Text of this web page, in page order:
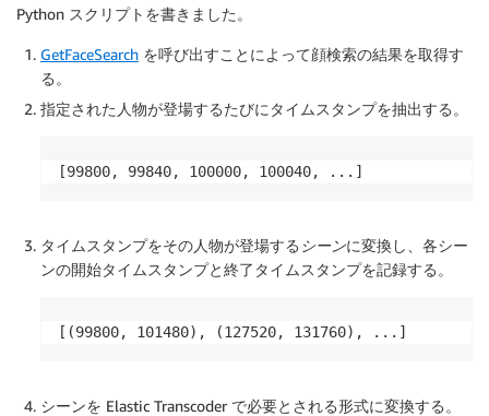
Python スクリプトを書きました。
GetFaceSearch を呼び出すことによって顔検索の結果を取得す
る。
指定された人物が登場するたびにタイムスタンプを抽出する。
[99800, 99840, 100000, 100040, ...]
タイムスタンプをその人物が登場する シーンに変換し、各シー
ンの開始タイムスタンプと終了タイムスタンプを記録する。
[(99800, 101480), (127520, 131760), ...]
シーンを Elastic Transcoder で必要とされる形式に変換する。